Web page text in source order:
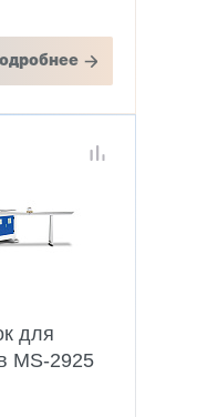
для
MS-2925